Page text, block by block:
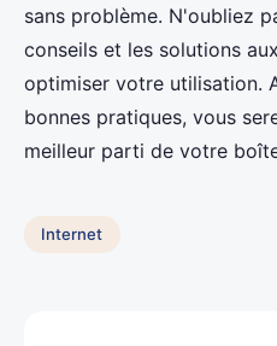
sans problème. N'oubliez
conseils et les solutions
optimiser votre utilisation.
bonnes pratiques, vous
meilleur parti de votre
Internet